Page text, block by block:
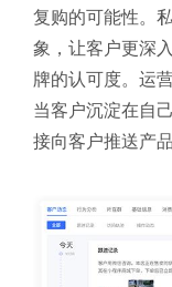
复购的可能性。
象，让客户更深
牌的认可度。运
当客户沉淀在自
接向客户推送产